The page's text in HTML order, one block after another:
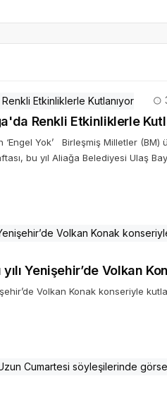
Renkli Etkinliklerle
‘Engel Yok’ Birleşmiş Milletler
bu yıl Aliağa Belediyesi Ulaş
Yenişehir’de Volkan
Volkan Konak konseriyle